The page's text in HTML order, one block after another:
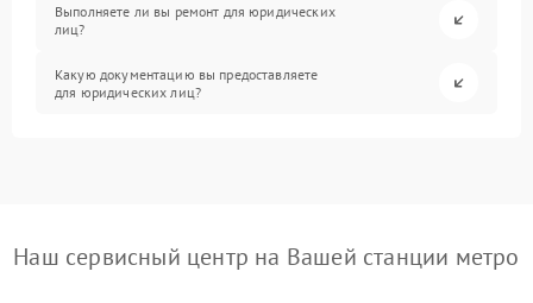
Выполняете ли вы ремонт для юридических
лиц?
Какую документацию вы предоставляете
для юридических лиц?
Наш сервисный центр на Вашей станции метро